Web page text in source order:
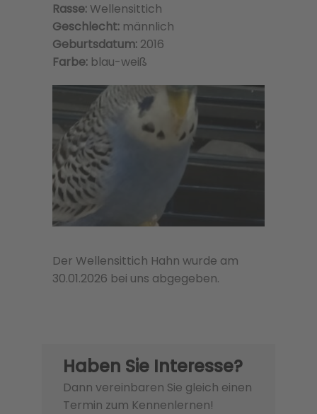
Rasse:Wellensittich
Geschlecht: männlich
Geburtsdatum: 2016
Farbe: blau-weiß
Der Wellensittich Hahn wurde am
30.01.2026 bei uns abgegeben.
Haben Sie Interesse?
Dann vereinbaren Sie gleich einen
Termin zum Kennenlernen!